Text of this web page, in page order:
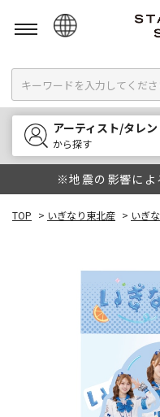
English
한국어
中文
アーティスト/タレン
から探す
※地震の影響によ
TOP > いぎなり東北産 > いぎ